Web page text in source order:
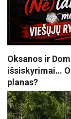
Oksanos ir
išsiskyrimai…
planas?